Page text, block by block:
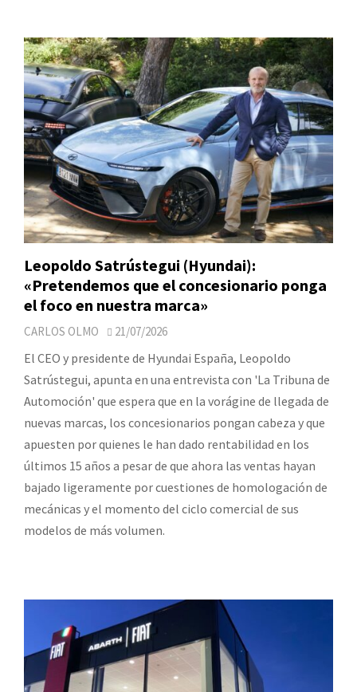
Leopoldo Satrústegui (Hyundai):
«Pretendemos que el concesionario ponga
el foco en nuestra marca»
CARLOS OLMO 21/07/2026
El CEO y presidente de Hyundai España, Leopoldo
Satrústegui, apunta en una entrevista con 'La Tribuna de
Automoción' que espera que en la vorágine de llegada de
nuevas marcas, los concesionarios pongan cabeza y que
apuesten por quienes le han dado rentabilidad en los
últimos 15 años a pesar de que ahora las ventas hayan
bajado ligeramente por cuestiones de homologación de
mecánicas y el momento del ciclo comercial de sus
modelos de más volumen.